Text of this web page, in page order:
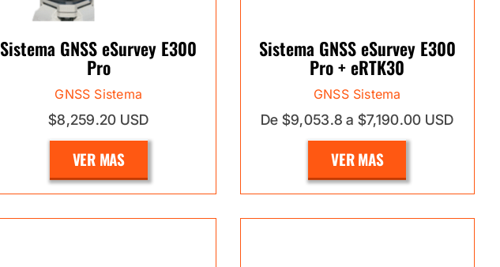
Sistema GNSS eSurvey E300
Pro
GNSS Sistema
$8,259.20 USD
VER MAS
Sistema GNSS eSurvey E300
Pro + eRTK30
GNSS Sistema
De $9,053.8 a $7,190.00 USD
VER MAS